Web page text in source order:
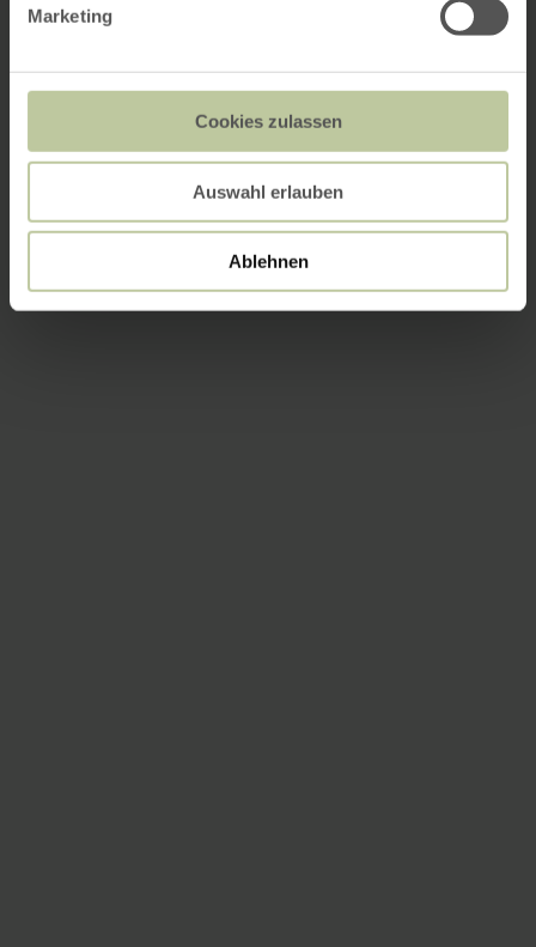
Marketing
Cookies zulassen
Auswahl erlauben
Ablehnen